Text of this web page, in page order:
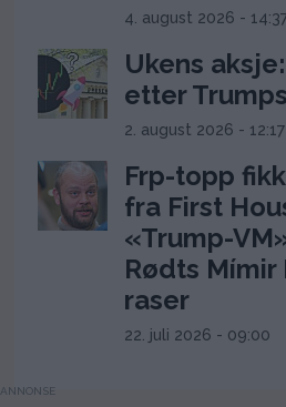
4. august 2026 -
Ukens
etter
2. august 2026 - 12:17
Frp-topp
fra First
«Trump-
Rødts Mímir
raser
22. juli 2026 - 09:00
ANNONSE